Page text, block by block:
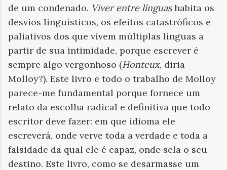
de um condenado. Viver entre línguashabita os
desvios linguísticos, os efeitos catastróficos e
paliativos dos que vivem múltiplas línguas a
partir de sua intimidade, porque escrever é
sempre algo vergonhoso (Honteux, diria
Molloy?). Este livro e todo o trabalho de Molloy
parece-me fundamental porque fornece um
relato da escolha radical e definitiva que todo
escritor deve fazer: em que idioma ele
escreverá, onde verve toda a verdade e toda a
falsidade da qual ele é capaz, onde sela o seu
destino. Este livro, como se desarmasse um